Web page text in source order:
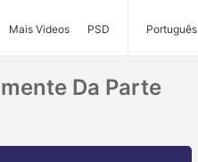
Mais Videos PSD Português
Da Parte